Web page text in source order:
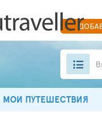
МОИ ПУТЕШЕСТВИЯ